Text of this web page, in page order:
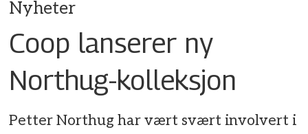
Nyheter
Coop lanserer ny
Northug-kolleksjon
Petter Northug har vært svært involvert i